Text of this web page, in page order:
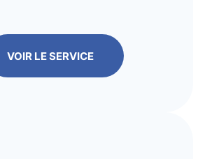
VOIR LE SERVICE